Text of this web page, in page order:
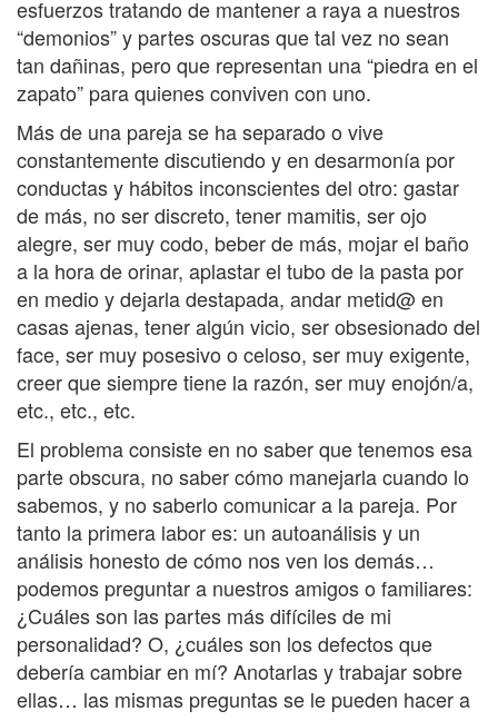
esfuerzos tratando de mantener a raya a nuestros
“demonios” y partes oscuras que tal vez no sean
tan dañinas, pero que representan una “piedra en el
zapato” para quienes conviven con uno.
Más de una pareja se ha separado o vive
constantemente discutiendo y en desarmonía por
conductas y hábitos inconscientes del otro: gastar
de más, no ser discreto, tener mamitis, ser ojo
alegre, ser muy codo, beber de más, mojar el baño
a la hora de orinar, aplastar el tubo de la pasta por
en medio y dejarla destapada, andar metid@ en
casas ajenas, tener algún vicio, ser obsesionado del
face, ser muy posesivo o celoso, ser muy exigente,
creer que siempre tiene la razón, ser muy enojón/a,
etc., etc., etc.
El problema consiste en no saber que tenemos esa
parte obscura, no saber cómo manejarla cuando lo
sabemos, y no saberlo comunicar a la pareja. Por
tanto la primera labor es: un autoanálisis y un
análisis honesto de cómo nos ven los demás…
podemos preguntar a nuestros amigos o familiares:
¿Cuáles son las partes más difíciles de mi
personalidad? O, ¿cuáles son los defectos que
debería cambiar en mí? Anotarlas y trabajar sobre
ellas… las mismas preguntas se le pueden hacer a